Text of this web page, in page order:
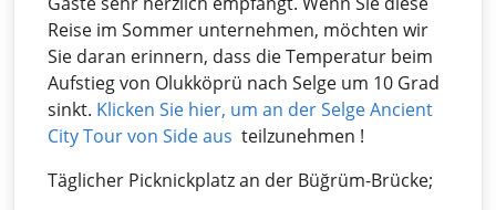
Reise im Sommer unternehmen, möchten wir
Sie daran erinnern, dass die Temperatur beim
Aufstieg von Olukköprü nach Selge um 10 Grad
sinkt. Klicken Sie hier, um an der Selge Ancient
City Tour von Side aus teilzunehmen !
Täglicher Picknickplatz an der Büğrüm-Brücke;